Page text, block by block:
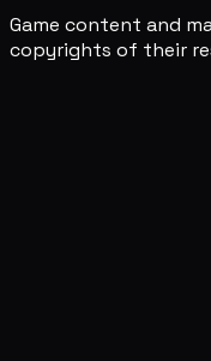
Game content and
copyrights of their